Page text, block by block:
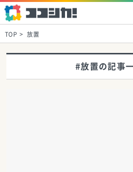
TOP 放置
#放置の記事